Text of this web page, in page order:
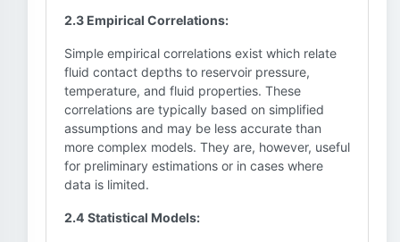
2.3 Empirical Correlations:
Simple empirical correlations exist which relate
fluid contact depths to reservoir pressure,
temperature, and fluid properties. These
correlations are typically based on simplified
assumptions and may be less accurate than
more complex models. They are, however, useful
for preliminary estimations or in cases where
data is limited.
2.4 Statistical Models: